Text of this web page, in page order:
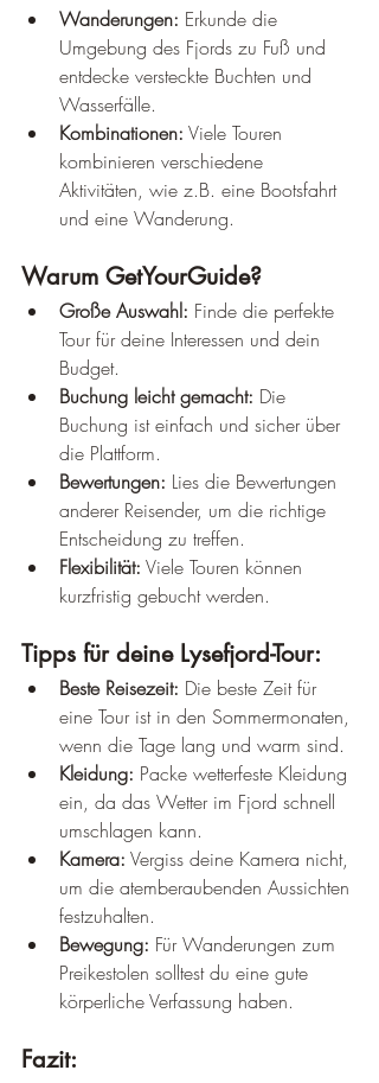
Wanderungen: Erkunde die
Umgebung des Fjords zu Fuß und
entdecke versteckte Buchten und
Wasserfälle.
Kombinationen: Viele Touren
kombinieren verschiedene
Aktivitäten, wie z.B. eine Bootsfahrt
und eine Wanderung.
Warum GetYourGuide?
Große Auswahl: Finde die perfekte
Tour für deine Interessen und dein
Budget.
Buchung leicht gemacht: Die
Buchung ist einfach und sicher über
die Plattform.
Bewertungen: Lies die Bewertungen
anderer Reisender, um die richtige
Entscheidung zu treffen.
Flexibilität: Viele Touren können
kurzfristig gebucht werden.
Tipps für deine Lysefjord-Tour:
Beste Reisezeit: Die beste Zeit für
eine Tour ist in den Sommermonaten,
wenn die Tage lang und warm sind.
Kleidung: Packe wetterfeste Kleidung
ein, da das Wetter im Fjord schnell
umschlagen kann.
Kamera: Vergiss deine Kamera nicht,
um die atemberaubenden Aussichten
festzuhalten.
Bewegung: Für Wanderungen zum
Preikestolen solltest du eine gute
körperliche Verfassung haben.
Fazit: